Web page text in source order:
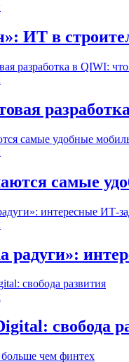
ИТ в
самые
радуги»:
свобода